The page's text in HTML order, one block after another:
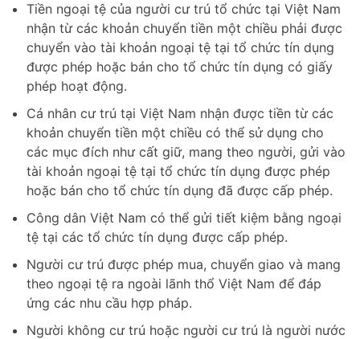
Tiền ngoại tệ của người cư trú tổ chức tại Việt Nam
nhận từ các khoản chuyển tiền một chiều phải được
chuyển vào tài khoản ngoại tệ tại tổ chức tín dụng
được phép hoặc bán cho tổ chức tín dụng có giấy
phép hoạt động.
Cá nhân cư trú tại Việt Nam nhận được tiền từ các
khoản chuyển tiền một chiều có thể sử dụng cho
các mục đích như cất giữ, mang theo người, gửi vào
tài khoản ngoại tệ tại tổ chức tín dụng được phép
hoặc bán cho tổ chức tín dụng đã được cấp phép.
Công dân Việt Nam có thể gửi tiết kiệm bằng ngoại
tệ tại các tổ chức tín dụng được cấp phép.
Người cư trú được phép mua, chuyển giao và mang
theo ngoại tệ ra ngoài lãnh thổ Việt Nam để đáp
ứng các nhu cầu hợp pháp.
Người không cư trú hoặc người cư trú là người nước